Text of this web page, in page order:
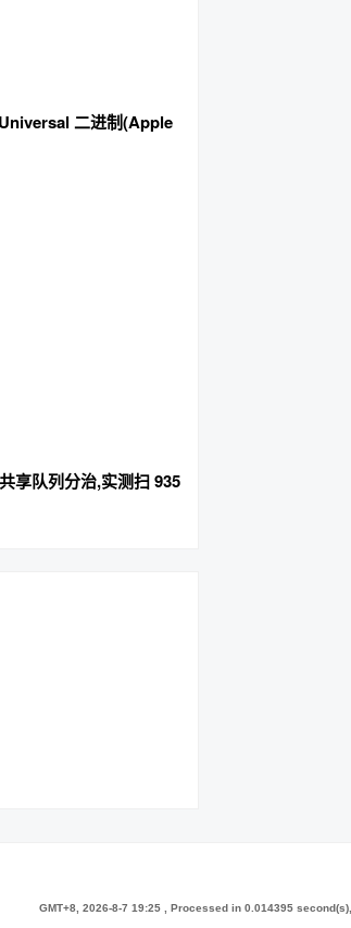
二进制(Apple
享队列分治,实测扫 935
GMT+8, 2026-8-7 19:25 , Processed in 0.014395